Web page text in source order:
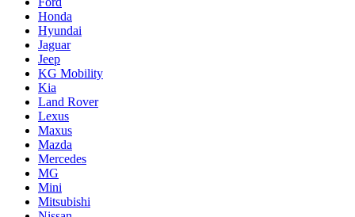
Honda
Hyundai
Jaguar
Jeep
KG Mobility
Kia
Land Rover
Lexus
Maxus
Mazda
Mercedes
MG
Mini
Mitsubishi